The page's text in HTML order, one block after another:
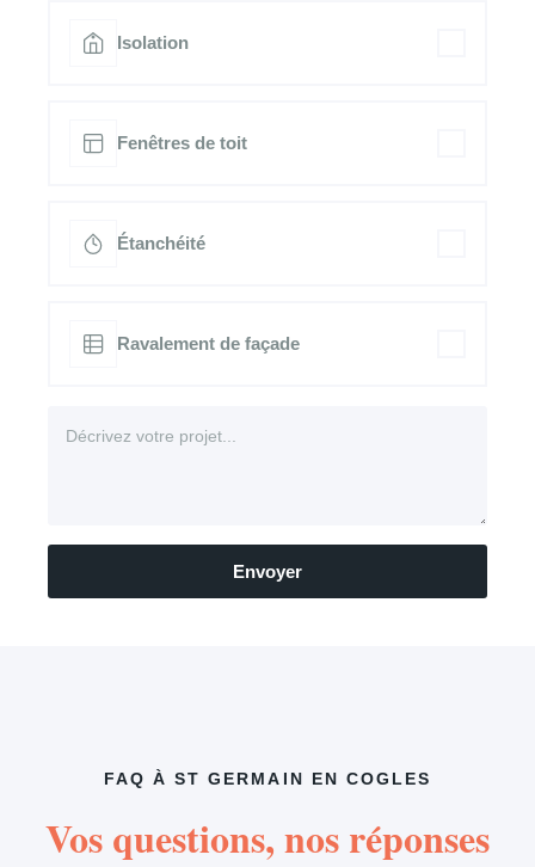
Isolation
Fenêtres de toit
Étanchéité
Ravalement de façade
Envoyer
FAQ À ST GERMAIN EN COGLES
Vos questions, nos réponses